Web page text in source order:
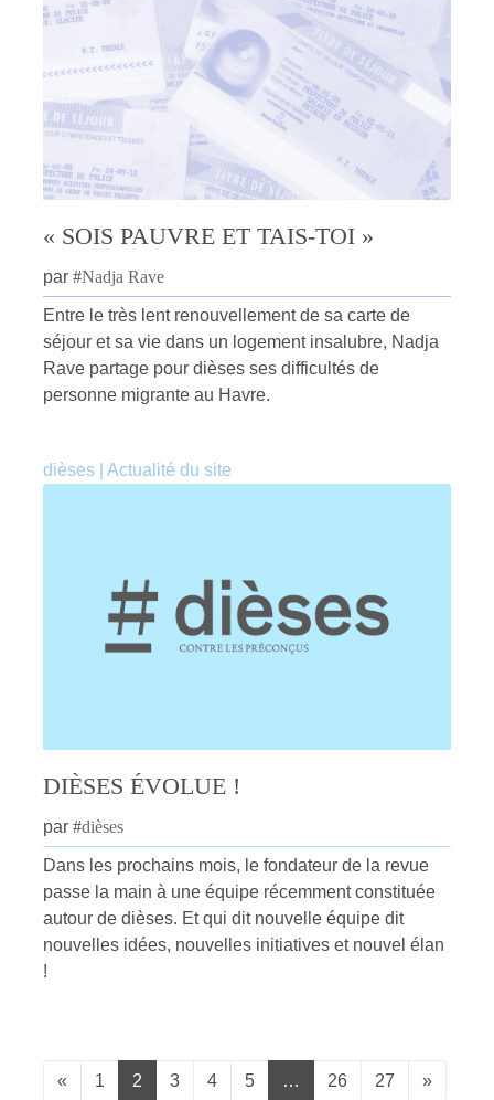
« SOIS PAUVRE ET TAIS-TOI »
par #Nadja Rave
Entre le très lent renouvellement de sa carte de
séjour et sa vie dans un logement insalubre, Nadja
Rave partage pour dièses ses difficultés de
personne migrante au Havre.
dièses Actualité du site
DIÈSES ÉVOLUE !
par #dièses
Dans les prochains mois, le fondateur de la revue
passe la main à une équipe récemment constituée
autour de dièses. Et qui dit nouvelle équipe dit
nouvelles idées, nouvelles initiatives et nouvel élan
!
« 1 2 3 4 5 … 26 27 »